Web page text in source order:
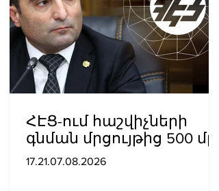
ՀԷՑ-ում հաշվիչների
գնման մրցույթից 500 մլն
դրամից ավելի
17.21.07.08.2026